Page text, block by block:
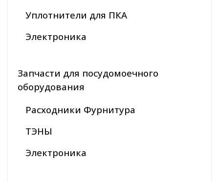
Уплотнители для ПКА
Электроника
Запчасти для посудомоечного
оборудования
Расходники Фурнитура
ТЭНЫ
Электроника